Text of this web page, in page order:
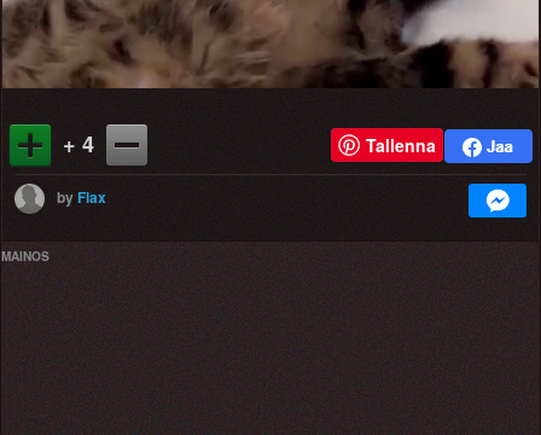
+ 4 Tallenna
byFlax
MAINOS